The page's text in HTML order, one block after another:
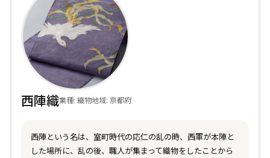
西陣織業種: 織物地域: 京都府
西陣という名は、室町時代の応仁の乱の時、西軍が本陣と
した場所に、乱の後、職人が集まって織物をしたことから